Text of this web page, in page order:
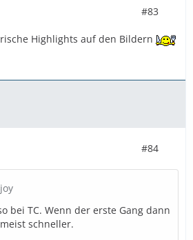
#83
Highlights auf den Bildern
#84
bei TC. Wenn der erste Gang dann
schneller.